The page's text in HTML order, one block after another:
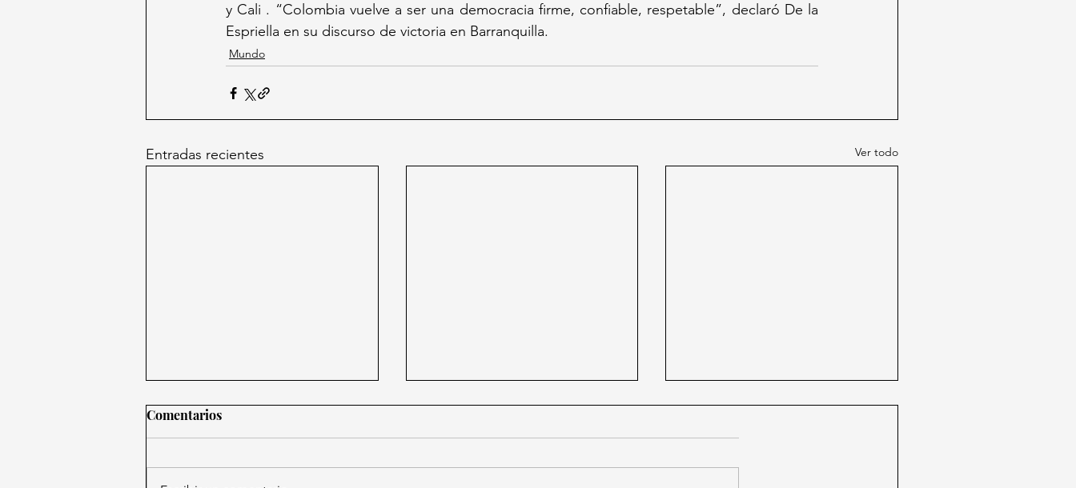
y Cali . “Colombia vuelve a ser una democracia firme, confiable, respetable”, declaró De la
Espriella en su discurso de victoria en Barranquilla.
Mundo
Entradas recientes Ver todo
Comentarios